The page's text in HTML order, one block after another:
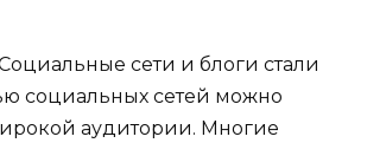
сети и блоги стали
социальных сетей можно
аудитории. Многие